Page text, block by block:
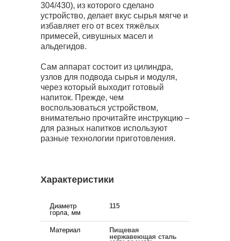
304/430), из которого сделано
устройство, делает вкус сырья мягче и
избавляет его от всех тяжёлых
примесей, сивушных масел и
альдегидов.
Сам аппарат состоит из цилиндра,
узлов для подвода сырья и модуля,
через который выходит готовый
напиток. Прежде, чем
воспользоваться устройством,
внимательно прочитайте инструкцию –
для разных напитков используют
разные технологии приготовления.
Характеристики
Диаметр
горла, мм
115
Материал
Пищевая
нержавеющая сталь